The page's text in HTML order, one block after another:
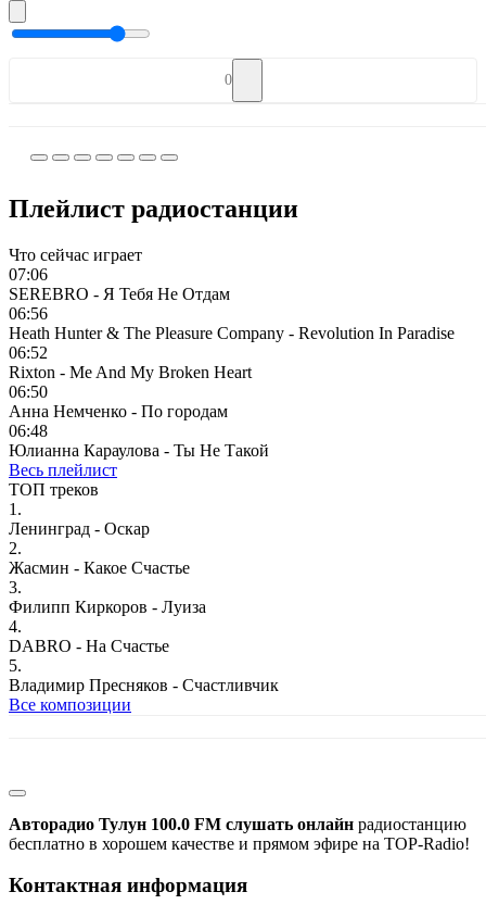
0
Плейлист радиостанции
Что сейчас играет
07:06
SEREBRO - Я Тебя Не Отдам
06:56
Heath Hunter & The Pleasure Company - Revolution In Paradise
06:52
Rixton - Me And My Broken Heart
06:50
Анна Немченко - По городам
06:48
Юлианна Караулова - Ты Не Такой
Весь плейлист
ТОП треков
1.
Ленинград - Оскар
2.
Жасмин - Какое Счастье
3.
Филипп Киркоров - Луиза
4.
DABRO - На Счастье
5.
Владимир Пресняков - Счастливчик
Все композиции
Авторадио Тулун 100.0 FM слушать онлайн радиостанцию
бесплатно в хорошем качестве и прямом эфире на TOP-Radio!
Контактная информация